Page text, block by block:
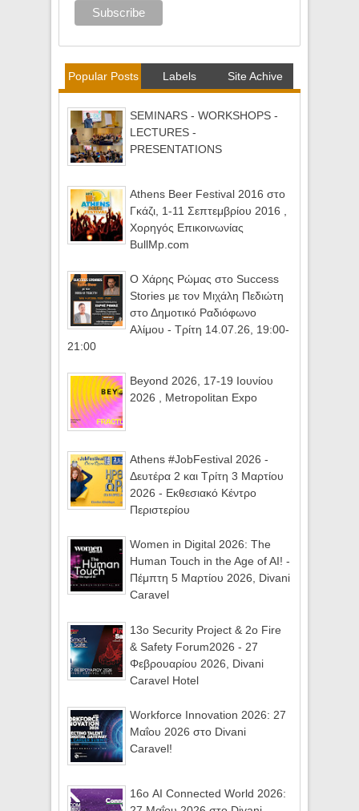
Popular Posts Labels Site Achive
SEMINARS - WORKSHOPS -
LECTURES -
PRESENTATIONS
Athens Beer Festival 2016 στο
Γκάζι, 1-11 Σεπτεμβρίου 2016 ,
Χορηγός Επικοινωνίας
BullMp.com
Ο Χάρης Ρώμας στο Success
Stories με τον Μιχάλη Πεδιώτη
στο Δημοτικό Ραδιόφωνο
Αλίμου - Τρίτη 14.07.26, 19:00-
21:00
Beyond 2026, 17-19 Ιουνίου
2026 , Metropolitan Expo
Athens #JobFestival 2026 -
Δευτέρα 2 και Τρίτη 3 Μαρτίου
2026 - Εκθεσιακό Κέντρο
Περιστερίου
Women in Digital 2026: The
Human Touch in the Age of AI! -
Πέμπτη 5 Μαρτίου 2026, Divani
Caravel
13ο Security Project & 2ο Fire
& Safety Forum2026 - 27
Φεβρουαρίου 2026, Divani
Caravel Hotel
Workforce Innovation 2026: 27
Μαΐου 2026 στο Divani
Caravel!
16ο AI Connected World 2026: